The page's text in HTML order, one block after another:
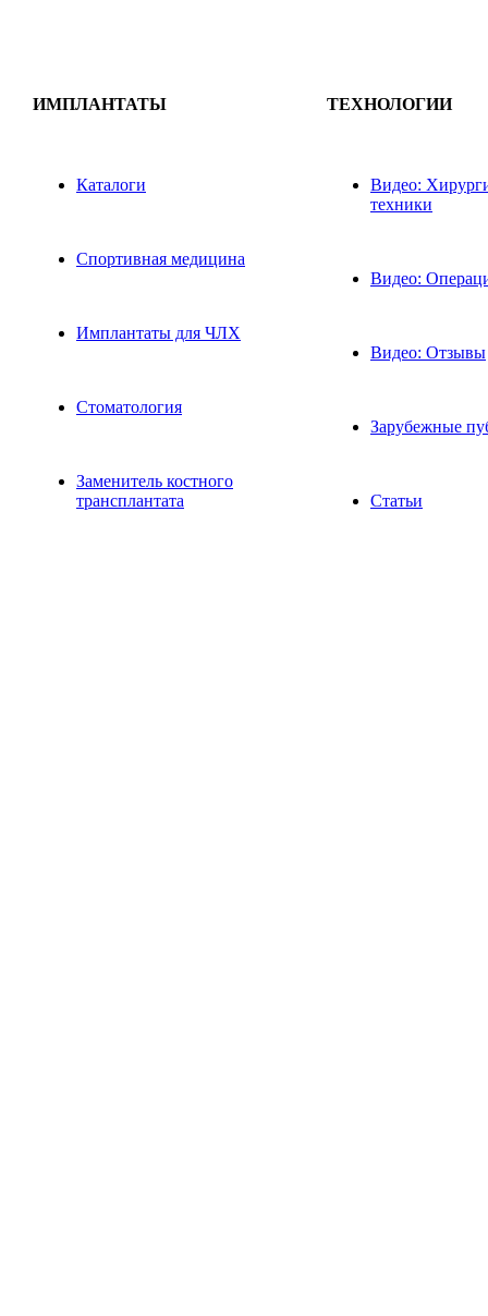
ИМПЛАНТАТЫ
Каталоги
Спортивная медицина
Имплантаты для ЧЛХ
Стоматология
Заменитель костного
трансплантата
ТЕХНОЛОГИИ
Видео:
техники
Видео:
Видео: Отзывы
Зарубежные
Статьи